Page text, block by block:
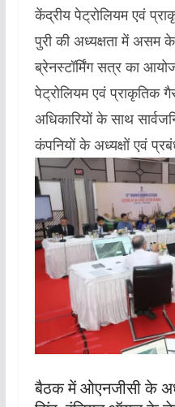
केंद्रीय पेट्रोलियम एवं
पुरी की अध्यक्षता में असम
ब्रेनस्टॉर्मिंग सत्र का
पेट्रोलियम एवं प्राकृतिक
अधिकारियों के साथ
कंपनियों के अध्यक्षों एवं
बैठक में ओएनजीसी के